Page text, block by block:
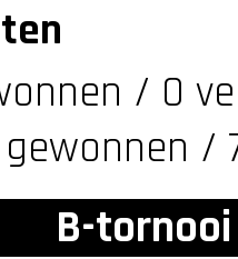
/ 0
/
B-tornooi